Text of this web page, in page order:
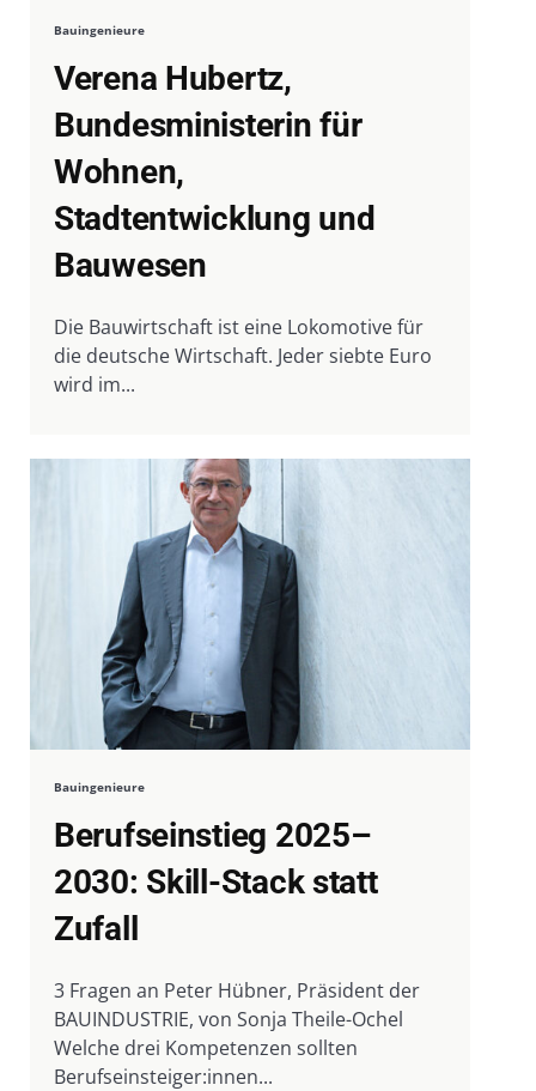
Bauingenieure
Verena Hubertz,
Bundesministerin für
Wohnen,
Stadtentwicklung und
Bauwesen
Die Bauwirtschaft ist eine Lokomotive für
die deutsche Wirtschaft. Jeder siebte Euro
wird im...
Bauingenieure
Berufseinstieg 2025–
2030: Skill-Stack statt
Zufall
3 Fragen an Peter Hübner, Präsident der
BAUINDUSTRIE, von Sonja Theile-Ochel
Welche drei Kompetenzen sollten
Berufseinsteiger:innen...